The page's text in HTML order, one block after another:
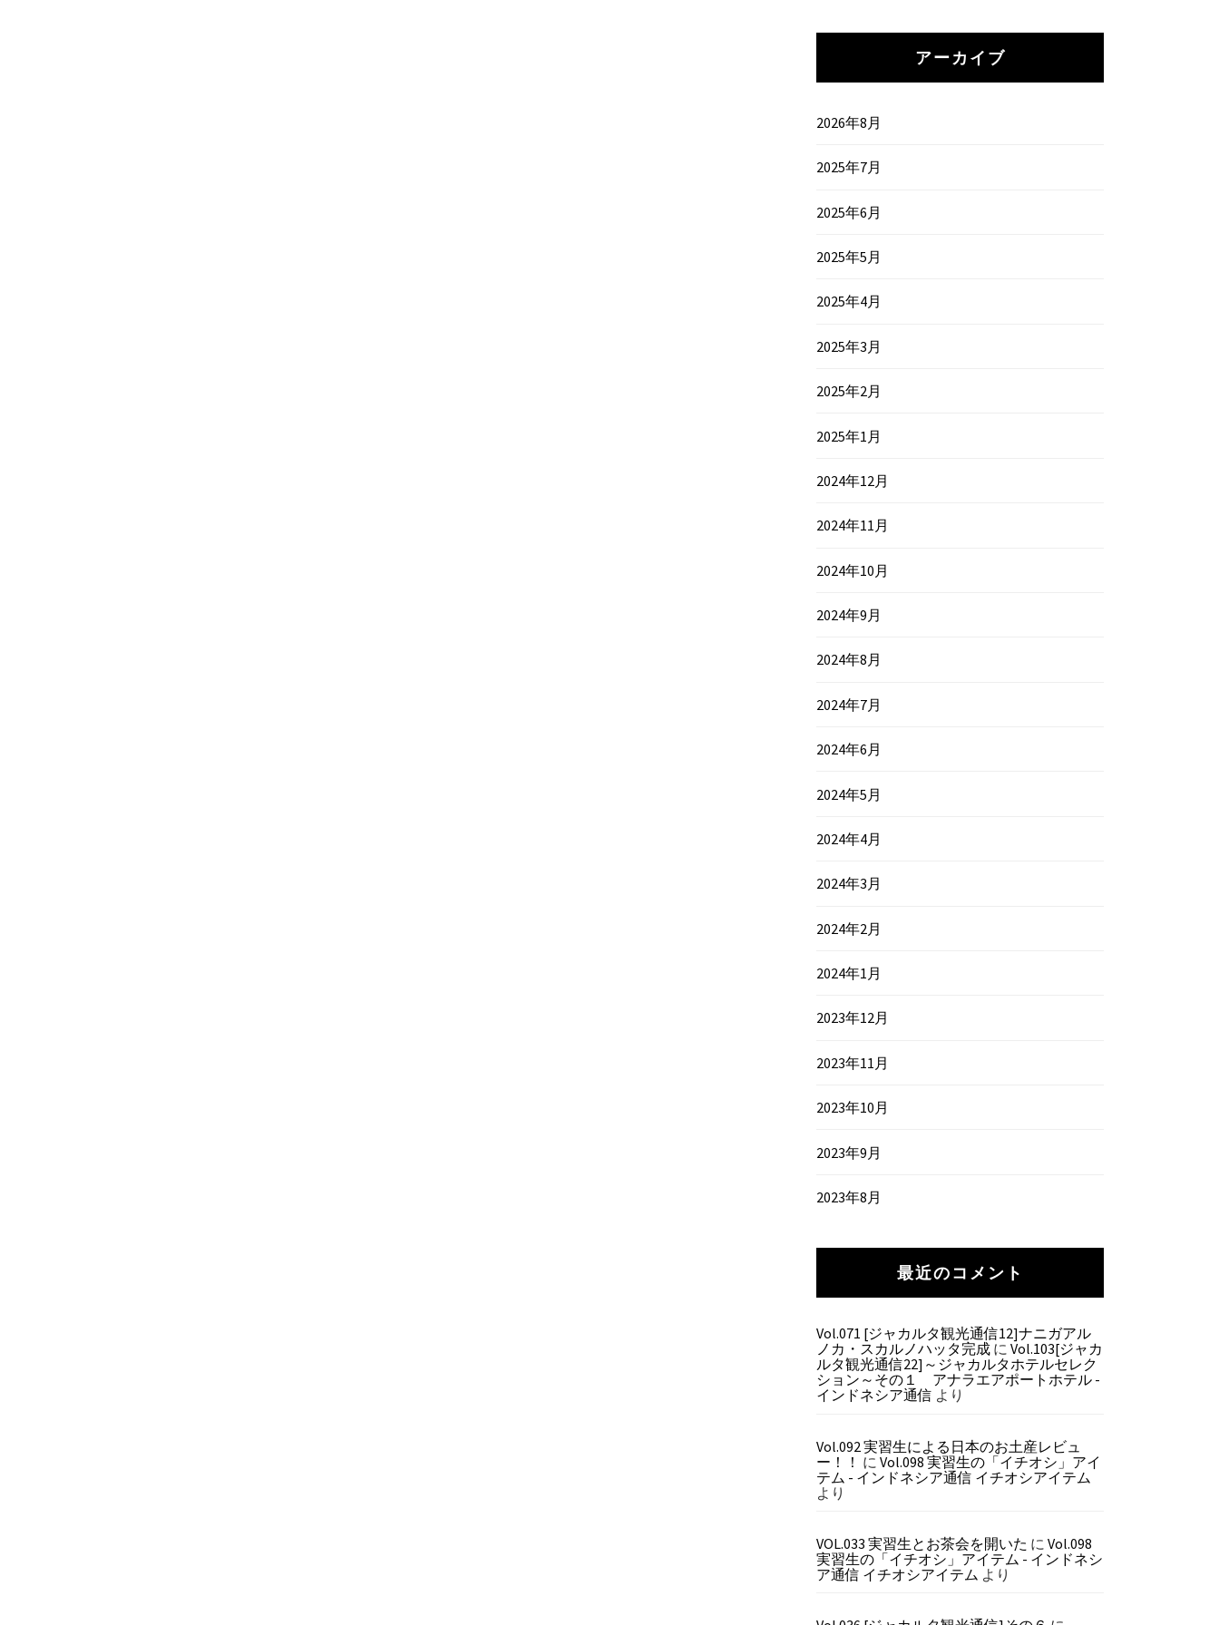
アーカイブ
2026年8月
2025年7月
2025年6月
2025年5月
2025年4月
2025年3月
2025年2月
2025年1月
2024年12月
2024年11月
2024年10月
2024年9月
2024年8月
2024年7月
2024年6月
2024年5月
2024年4月
2024年3月
2024年2月
2024年1月
2023年12月
2023年11月
2023年10月
2023年9月
2023年8月
最近のコメント
Vol.071 [ジャカルタ観光通信12]ナニガアル
ノカ・スカルノハッタ完成 に Vol.103[ジャカ
ルタ観光通信22]～ジャカルタホテルセレク
ション～その１ アナラエアポートホテル -
インドネシア通信 より
Vol.092 実習生による日本のお土産レビュ
ー！！ に Vol.098 実習生の「イチオシ」アイ
テム - インドネシア通信 イチオシアイテム
より
VOL.033 実習生とお茶会を開いた に Vol.098
実習生の「イチオシ」アイテム - インドネシ
ア通信 イチオシアイテム より